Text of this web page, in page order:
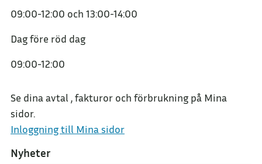
09:00-12:00 och 13:00-14:00
Dag före röd dag
09:00-12:00
Se dina avtal , fakturor och förbrukning på Mina
sidor.
Inloggning till Mina sidor
Nyheter